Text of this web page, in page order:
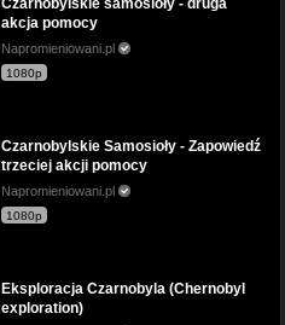
Czarnobylskie samosioły - druga
akcja pomocy
Napromieniowani.pl
1080p
Czarnobylskie Samosioły - Zapowiedź
trzeciej akcji pomocy
Napromieniowani.pl
1080p
Eksploracja Czarnobyla (Chernobyl
exploration)